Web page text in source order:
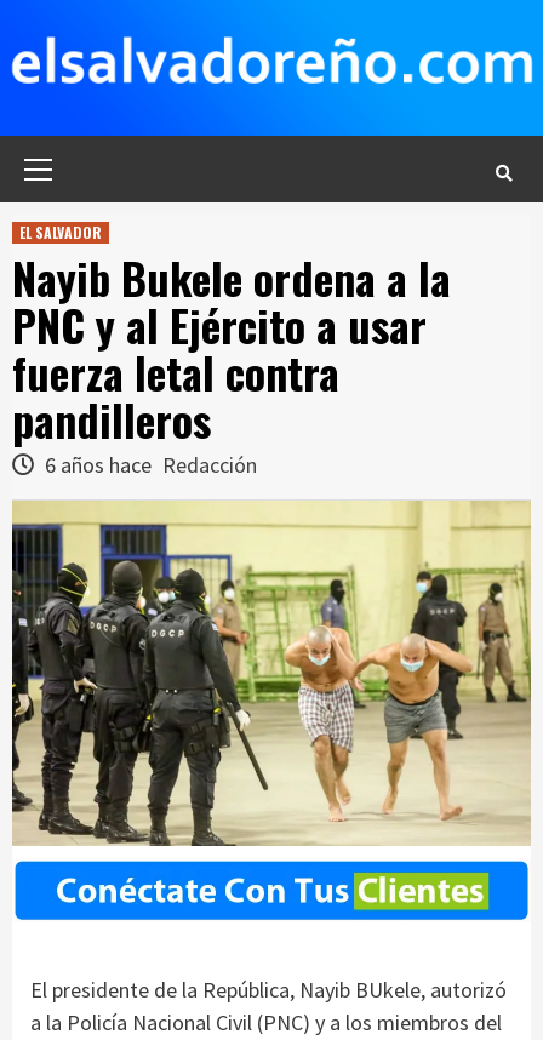
contenido
EL SALVADOR
Nayib Bukele ordena a la
PNC y al Ejército a usar
fuerza letal contra
pandilleros
6 años hace Redacción
El presidente de la República, Nayib BUkele, autorizó
a la Policía Nacional Civil (PNC) y a los miembros del